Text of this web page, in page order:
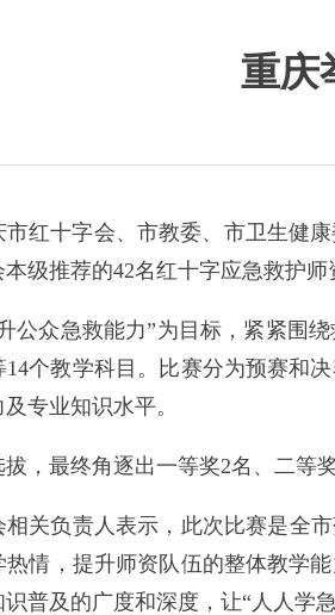
重庆
市红十字会、市教委、市卫生健
级推荐的42名红十字应急救护师
公众急救能力”为目标，紧紧围
个教学科目。比赛分为预赛和
专业知识水平。
，最终角逐出一等奖2名、二等
相关负责人表示，此次比赛是全
情，提升师资队伍的整体教学
普及的广度和深度，让“人人学